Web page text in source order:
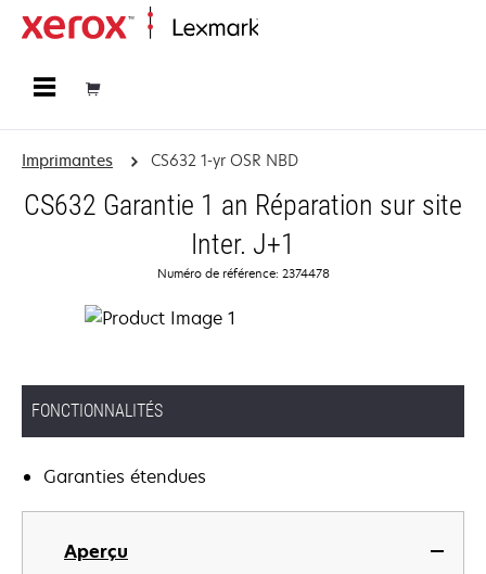
Imprimantes CS632 1-yr OSR NBD
CS632 Garantie 1 an Réparation sur site
Inter. J+1
Numéro de référence: 2374478
FONCTIONNALITÉS
Garanties étendues
Aperçu